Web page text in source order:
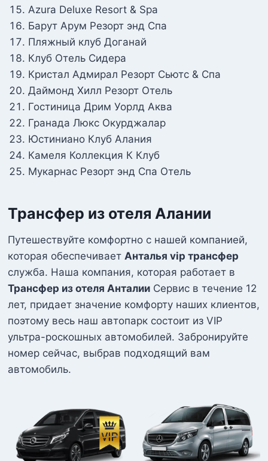
Azura Deluxe Resort & Spa
Барут Арум Резорт энд Спа
Пляжный клуб Доганай
Клуб Отель Сидера
Кристал Адмирал Резорт Сьютс & Спа
Даймонд Хилл Резорт Отель
Гостиница Дрим Уорлд Аква
Гранада Люкс Окурджалар
Юстиниано Клуб Алания
Камеля Коллекция К Клуб
Мукарнас Резорт энд Спа Отель
Трансфер из отеля Алании
Путешествуйте комфортно с нашей компанией,
которая обеспечивает Анталья vip трансфер
служба. Наша компания, которая работает в
Трансфер из отеля АнталииСервис в течение 12
лет, придает значение комфорту наших клиентов,
поэтому весь наш автопарк состоит из VIP
ультра-роскошных автомобилей. Забронируйте
номер сейчас, выбрав подходящий вам
автомобиль.